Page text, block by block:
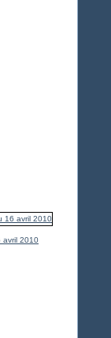
avril 2010